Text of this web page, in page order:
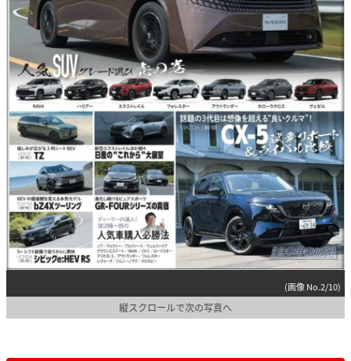
(画像 No.2/10)
縦スクロールで次の写真へ